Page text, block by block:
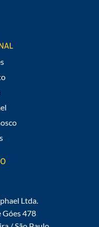
Ltda.
Góes 478